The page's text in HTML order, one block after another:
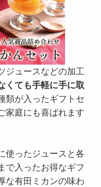
ジュースなどの加工
くても手軽に手に取
類が入ったギフトセ
家庭にも喜ばれます
使ったジュースと各
で入ったお得なギフ
な有田ミカンの味わ